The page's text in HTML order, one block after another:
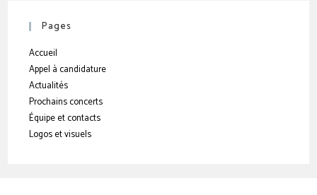
Pages
Accueil
Appel à candidature
Actualités
Prochains concerts
Équipe et contacts
Logos et visuels